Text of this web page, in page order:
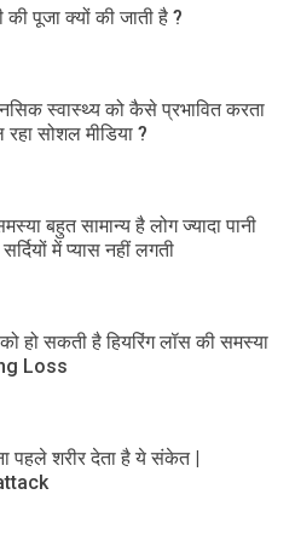
की पूजा क्यों की जाती है ?
स्वास्थ्य को कैसे प्रभावित करता
सोशल मीडिया ?
बहुत सामान्य है लोग ज्यादा पानी
में प्यास नहीं लगती
हो सकती है हियरिंग लॉस की समस्या
Loss
पहले शरीर देता है ये संकेत |